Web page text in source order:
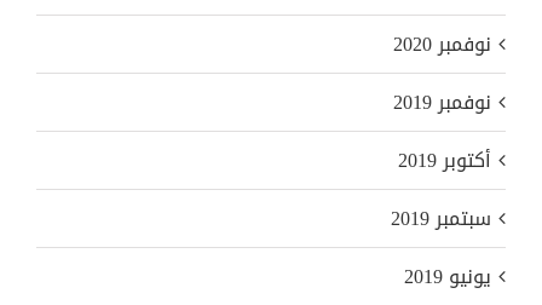
نوفمبر 2020
نوفمبر 2019
أكتوبر 2019
سبتمبر 2019
يونيو 2019